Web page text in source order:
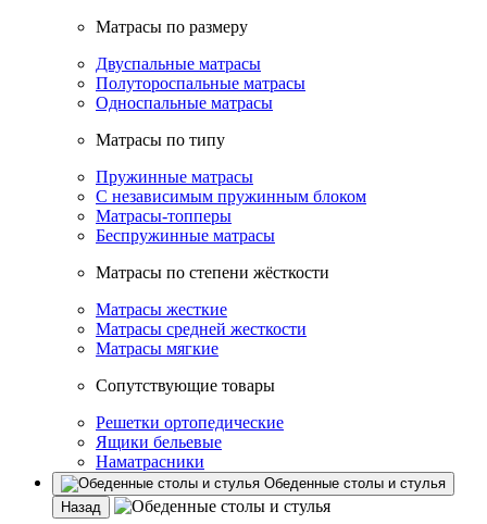
Матрасы по размеру
Двуспальные матрасы
Полутороспальные матрасы
Односпальные матрасы
Матрасы по типу
Пружинные матрасы
С независимым пружинным блоком
Матрасы-топперы
Беспружинные матрасы
Матрасы по степени жёсткости
Матрасы жесткие
Матрасы средней жесткости
Матрасы мягкие
Сопутствующие товары
Решетки ортопедические
Ящики бельевые
Наматрасники
Обеденные столы и стулья
Назад